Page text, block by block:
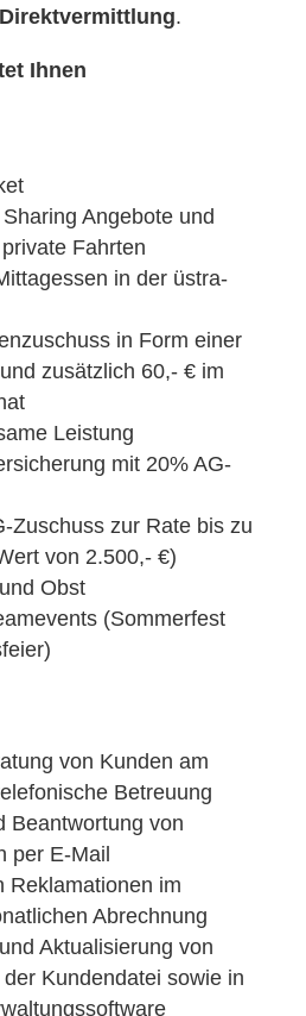
Direktvermittlung.
Ihnen
Angebote und
Fahrten
in der üstra-
in Form einer
zusätzlich 60,- € im
Leistung
mit 20% AG-
Zuschuss zur Rate bis zu
von 2.500,- €)
Obst
(Sommerfest
von Kunden am
Betreuung
Beantwortung von
per E-Mail
Reklamationen im
Abrechnung
Aktualisierung von
Kundendatei sowie in